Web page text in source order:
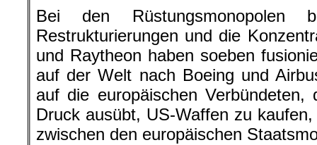
Bei den Rüstungsmonopolen
Restrukturierungen und die
und Raytheon haben soeben
auf der Welt nach Boeing und
auf die europäischen Verbündeten,
Druck ausübt, US-Waffen zu
zwischen den europäischen